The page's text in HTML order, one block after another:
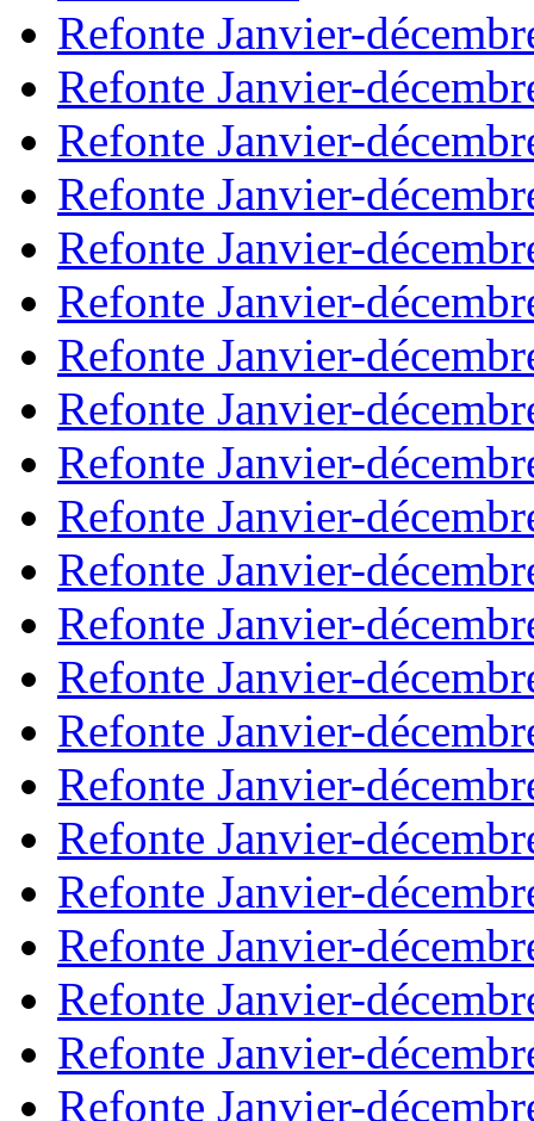
Refonte Janvier-
Refonte Janvier-
Refonte Janvier-
Refonte Janvier-
Refonte Janvier-
Refonte Janvier-
Refonte Janvier-
Refonte Janvier-
Refonte Janvier-
Refonte Janvier-
Refonte Janvier-
Refonte Janvier-
Refonte Janvier-
Refonte Janvier-
Refonte Janvier-
Refonte Janvier-
Refonte Janvier-
Refonte Janvier-
Refonte Janvier-
Refonte Janvier-
Refonte Janvier-